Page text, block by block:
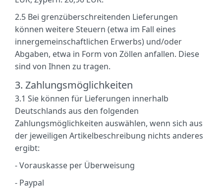
2.5 Bei grenzüberschreitenden Lieferungen
können weitere Steuern (etwa im Fall eines
innergemeinschaftlichen Erwerbs) und/oder
Abgaben, etwa in Form von Zöllen anfallen. Diese
sind von Ihnen zu tragen.
3. Zahlungsmöglichkeiten
3.1 Sie können für Lieferungen innerhalb
Deutschlands aus den folgenden
Zahlungsmöglichkeiten auswählen, wenn sich aus
der jeweiligen Artikelbeschreibung nichts anderes
ergibt:
-Vorauskasse per Überweisung
- Paypal